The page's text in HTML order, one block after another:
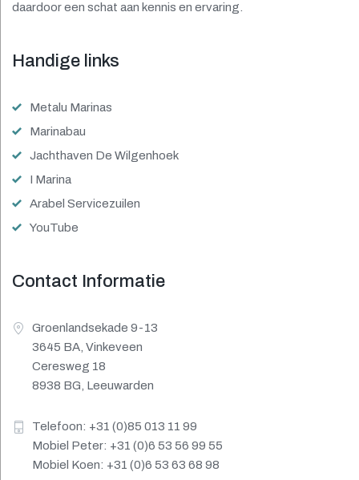
daardoor een schat aan kennis en ervaring.
Handige links
Metalu Marinas
Marinabau
Jachthaven De Wilgenhoek
I Marina
Arabel Servicezuilen
YouTube
Contact Informatie
Groenlandsekade 9-13
3645 BA, Vinkeveen
Ceresweg 18
8938 BG, Leeuwarden
Telefoon: +31 (0)85 013 11 99
Mobiel Peter: +31 (0)6 53 56 99 55
Mobiel Koen: +31 (0)6 53 63 68 98